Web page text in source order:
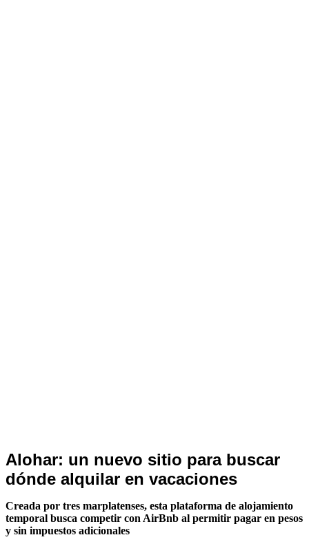
Ultimas
Noticias
Alohar: un nuevo sitio para buscar
dónde alquilar en vacaciones
Creada por tres marplatenses, esta plataforma de alojamiento
temporal busca competir con AirBnb al permitir pagar en pesos
y sin impuestos adicionales